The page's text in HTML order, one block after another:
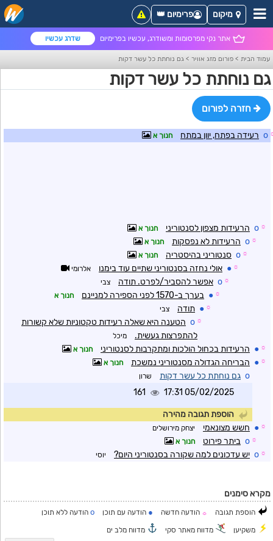
אתר נקי מפרסומות ומשודרג, עכשיו בפרימיום שדרג עכשיו
מיקום פרימיום 👑
עמוד הבית > פורום מזג אוויר > גם נוחתת כל עשר דקות
גם נוחתת כל עשר דקות
חזרה לפורום
o רעידה בפתח, יוון במתח חנוך א
☼
o הרעידות מצפון לסנטוריני חנוך א
☼
o הרעידות לא נפסקות חנוך א
☼
o סנטוריני בהיסטריה חנוך א
☼
● אולי נחזה בסנטוריני שתיים עוד בימנו אלרומי
☼
o אפשר להסביר/לפרט. תודה צבי
☼
● בערך ב-1570 לפני הספירה למניינם חנוך א
☼
● תודה צבי
☼
o הטענה היא שאלה רעידות טקטוניות שלא קשורות
להתפרצות געשית.
מיכל
☼
● הרעידות בכחול הולכות ומתקרבות לסנטוריני חנוך א
☼
● הבריחה הגדולה מסנטוריני נמשכת חנוך א
o גם נוחתת כל עשר דקות שרון
05/02/2025 17:31
161
הוספת תגובה מהירה
☼
● חשש מצונאמי יצחק מירושלים
☼
o ביתר פירוט חנוך א
☼
o יש עדכונים למה שקורה בסנטוריני היום? יוסי
מקרא סימנים
הוספת תגובה ☼ הודעה חדשה ● הודעה עם תוכן o הודעה ללא תוכן
משקיען מדווח מאתר סקי
מדווח מלב ים